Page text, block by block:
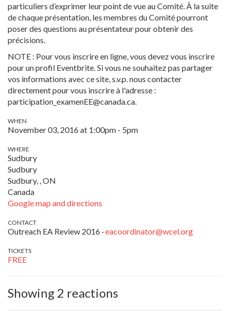
particuliers d’exprimer leur point de vue au Comité. À la suite
de chaque présentation, les membres du Comité pourront
poser des questions au présentateur pour obtenir des
précisions.
NOTE : Pour vous inscrire en ligne, vous devez vous inscrire
pour un profil Eventbrite. Si vous ne souhaitez pas partager
vos informations avec ce site, s.v.p. nous contacter
directement pour vous inscrire à l'adresse :
participation_examenEE@canada.ca.
WHEN
November 03, 2016 at 1:00pm - 5pm
WHERE
Sudbury
Sudbury
Sudbury, , ON
Canada
Google map and directions
CONTACT
Outreach EA Review 2016 ·eacoordinator@wcel.org
TICKETS
FREE
Showing 2 reactions